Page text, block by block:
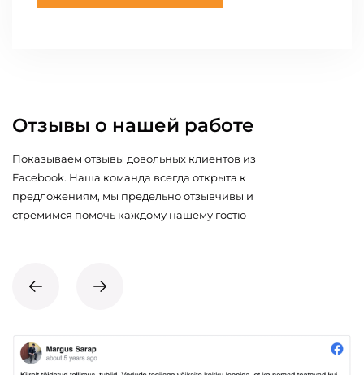
Отзывы о нашей работе
Показываем отзывы довольных клиентов из
Facebook. Наша команда всегда открыта к
предложениям, мы предельно отзывчивы и
стремимся помочь каждому нашему гостю